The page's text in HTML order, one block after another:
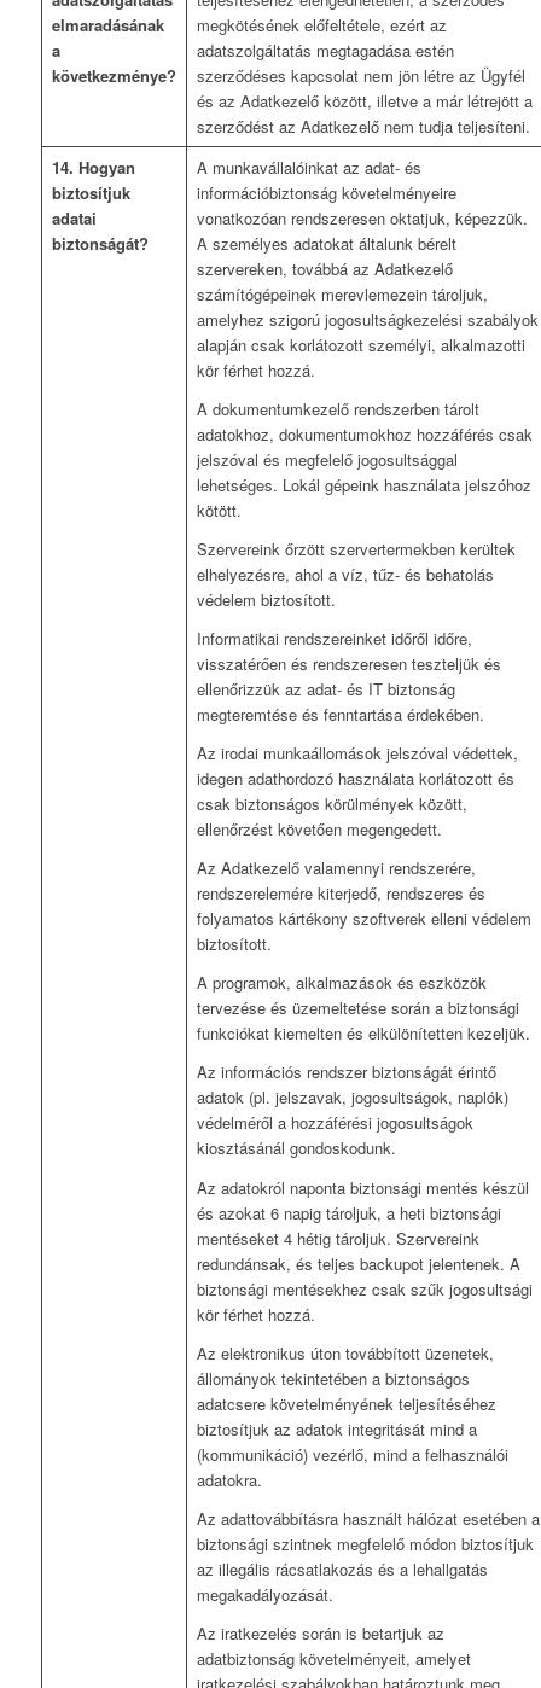
elmaradásának
a
következménye?
megkötésének előfeltétele, ezért az
adatszolgáltatás megtagadása estén
szerződéses kapcsolat nem jön létre az Ügyfél
és az Adatkezelő között, illetve a már létrejött a
szerződést az Adatkezelő nem tudja teljesíteni.
14. Hogyan
biztosítjuk
adatai
biztonságát?
A munkavállalóinkat az adat- és
információbiztonság követelményeire
vonatkozóan rendszeresen oktatjuk, képezzük.
A személyes adatokat általunk bérelt
szervereken, továbbá az Adatkezelő
számítógépeinek merevlemezein tároljuk,
amelyhez szigorú jogosultságkezelési szabályok
alapján csak korlátozott személyi, alkalmazotti
kör férhet hozzá.
A dokumentumkezelő rendszerben tárolt
adatokhoz, dokumentumokhoz hozzáférés csak
jelszóval és megfelelő jogosultsággal
lehetséges. Lokál gépeink használata jelszóhoz
kötött.
Szervereink őrzött szervertermekben kerültek
elhelyezésre, ahol a víz, tűz- és behatolás
védelem biztosított.
Informatikai rendszereinket időről időre,
visszatérően és rendszeresen teszteljük és
ellenőrizzük az adat- és IT biztonság
megteremtése és fenntartása érdekében.
Az irodai munkaállomások jelszóval védettek,
idegen adathordozó használata korlátozott és
csak biztonságos körülmények között,
ellenőrzést követően megengedett.
Az Adatkezelő valamennyi rendszerére,
rendszerelemére kiterjedő, rendszeres és
folyamatos kártékony szoftverek elleni védelem
biztosított.
A programok, alkalmazások és eszközök
tervezése és üzemeltetése során a biztonsági
funkciókat kiemelten és elkülönítetten kezeljük.
Az információs rendszer biztonságát érintő
adatok (pl. jelszavak, jogosultságok, naplók)
védelméről a hozzáférési jogosultságok
kiosztásánál gondoskodunk.
Az adatokról naponta biztonsági mentés készül
és azokat 6 napig tároljuk, a heti biztonsági
mentéseket 4 hétig tároljuk. Szervereink
redundánsak, és teljes backupot jelentenek. A
biztonsági mentésekhez csak szűk jogosultsági
kör férhet hozzá.
Az elektronikus úton továbbított üzenetek,
állományok tekintetében a biztonságos
adatcsere követelményének teljesítéséhez
biztosítjuk az adatok integritását mind a
(kommunikáció) vezérlő, mind a felhasználói
adatokra.
Az adattovábbításra használt hálózat esetében a
biztonsági szintnek megfelelő módon biztosítjuk
az illegális rácsatlakozás és a lehallgatás
megakadályozását.
Az iratkezelés során is betartjuk az
adatbiztonság követelményeit, amelyet
iratkezelési szabályokban határoztunk meg.